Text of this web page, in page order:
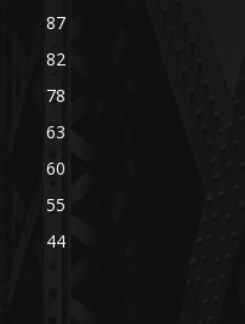
87
82
78
63
60
55
44